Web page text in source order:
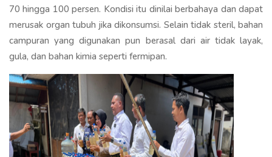
70 hingga 100 persen. Kondisi itu dinilai berbahaya dan dapat
merusak organ tubuh jika dikonsumsi. Selain tidak steril, bahan
campuran yang digunakan pun berasal dari air tidak layak,
gula, dan bahan kimia seperti fermipan.